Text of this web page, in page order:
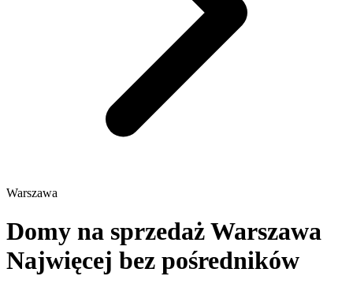
Warszawa
Domy na sprzedaż Warszawa
Najwięcej bez pośredników